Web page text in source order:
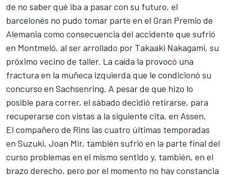
de no saber qué iba a pasar con su futuro, el
barcelonés no pudo tomar parte en el Gran Premio de
Alemania como consecuencia del accidente que sufrió
en Montmeló, al ser arrollado por Takaaki Nakagami, su
próximo vecino de taller. La caída la provocó una
fractura en la muñeca izquierda que le condicionó su
concurso en Sachsenring. A pesar de que hizo lo
posible para correr, el sábado decidió retirarse, para
recuperarse con vistas a la siguiente cita, en Assen.
El compañero de Rins las cuatro últimas temporadas
en Suzuki, Joan Mir, también sufrió en la parte final del
curso problemas en el mismo sentido y, también, en el
brazo derecho, pero por el momento no hay constancia